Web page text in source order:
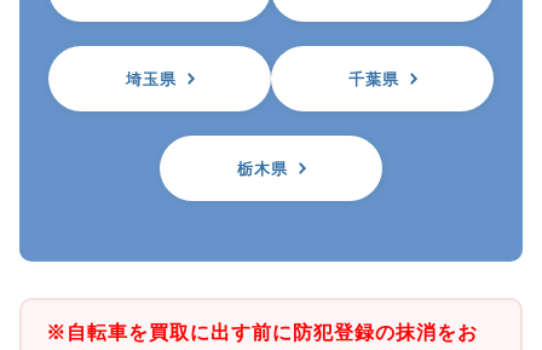
埼玉県 千葉県
栃木県
※自転車を買取に出す前に防犯登録の抹消をお